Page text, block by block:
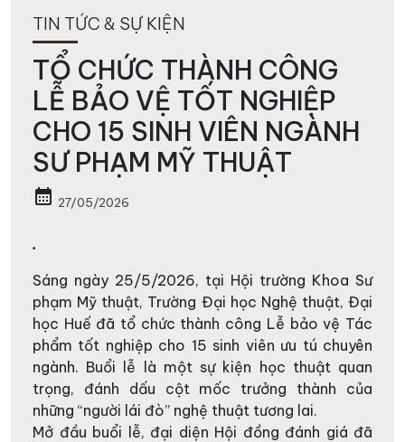
TIN TỨC & SỰ KIỆN
TỔ CHỨC THÀNH CÔNG
LỄ BẢO VỆ TỐT NGHIỆP
CHO 15 SINH VIÊN NGÀNH
SƯ PHẠM MỸ THUẬT
calendar_month 27/05/2026
.
Sáng ngày 25/5/2026, tại Hội trường Khoa Sư
phạm Mỹ thuật, Trường Đại học Nghệ thuật, Đại
học Huế đã tổ chức thành công Lễ bảo vệ Tác
phẩm tốt nghiệp cho 15 sinh viên ưu tú chuyên
ngành. Buổi lễ là một sự kiện học thuật quan
trọng, đánh dấu cột mốc trưởng thành của
những “người lái đò” nghệ thuật tương lai.
Mở đầu buổi lễ, đại diện Hội đồng đánh giá đã